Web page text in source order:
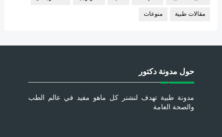
مقالات طبية منوعات
حول مدونة دكتور
مدونة طبية تهدف لنشنر كل ماهو مفيد في عالم الطب
والصحة العامة